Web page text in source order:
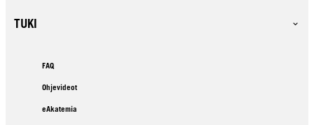
TUKI
FAQ
Ohjevideot
eAkatemia